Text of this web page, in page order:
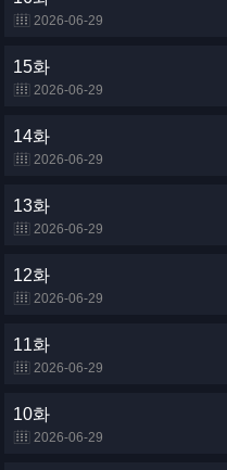
2026-06-29
15화
2026-06-29
14화
2026-06-29
13화
2026-06-29
12화
2026-06-29
11화
2026-06-29
10화
2026-06-29